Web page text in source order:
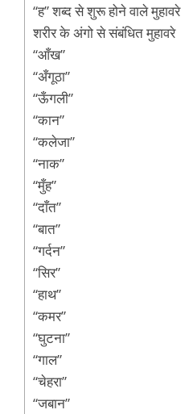
“ह” शब्द से शुरू होने वाले मुहावरे
शरीर के अंगो से संबंधित मुहावरे
“आँख”
“अँगूठा”
“ऊँगली”
“कान”
“कलेजा”
“नाक”
“मुँह”
“दाँत”
“बात”
“गर्दन”
“सिर”
“हाथ”
“कमर”
“घुटना”
“गाल”
“चेहरा”
“जबान”